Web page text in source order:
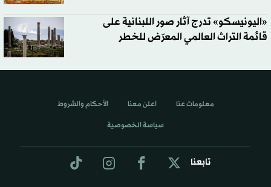
«اليونيسكو» تدرج آثار صور اللبنانية على
قائمة التراث العالمي المعرّض للخطر
تابعنا
معلومات عنا اعلن معنا الأحكام والشروط
سياسة الخصوصية